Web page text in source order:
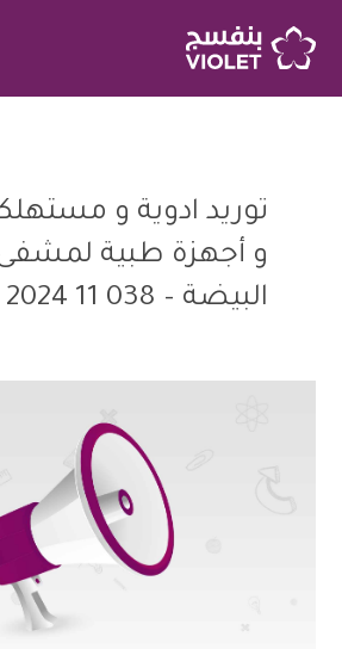
توريد ادوية و
و أجهزة طبية
البيضة – ITB 2024 11 038